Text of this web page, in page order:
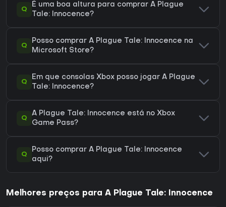
Q
É uma boa altura para comprar A Plague
Tale: Innocence?
Q
Posso comprar A Plague Tale: Innocence na
Microsoft Store?
Q
Em que consolas Xbox posso jogar A Plague
Tale: Innocence?
Q
A Plague Tale: Innocence está no Xbox
Game Pass?
Q
Posso comprar A Plague Tale: Innocence
aqui?
Melhores preços para A Plague Tale: Innocence